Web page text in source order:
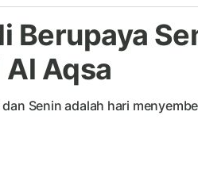
Berupaya
Aqsa
Senin adalah hari